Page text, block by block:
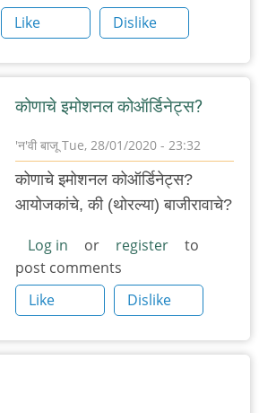
बिटकॉइनजी
बाळा
Like
Dislike
कोणाचे इमोशनल कोऑर्डिनेट्स?
'न'वी बाजूTue, 28/01/2020 - 23:32
In
reply
इमोशनल
कॉरडीनेटस
वापरले
by
अभ्या..
कोणाचे इमोशनल कोऑर्डिनेट्स?
आयोजकांचे, की (थोरल्या) बाजीरावाचे?
Log in or register
to
post comments
Like
Dislike